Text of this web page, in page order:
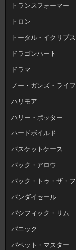
トランスフォーマー
トロン
トータル・イクリプス
ドラゴンハート
ドラマ
ノー・ガンズ・ライフ
ハリモア
ハリー・ポッター
ハードボイルド
バスケットケース
バック・アロウ
バック・トゥ・ザ・
バンダイセール
パシフィック・リム
パニック
パペット・マスター